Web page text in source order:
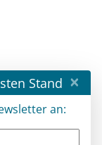
Stand ×
an: